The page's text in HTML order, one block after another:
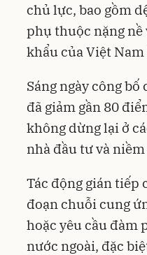
chủ lực, bao gồm
phụ thuộc nặng nề
khẩu của Việt
Sáng ngày công
đã giảm gần 80
không dừng lại ở
nhà đầu tư và
Tác động gián tiếp
đoạn chuỗi cung
hoặc yêu cầu đàm
nước ngoài, đặc